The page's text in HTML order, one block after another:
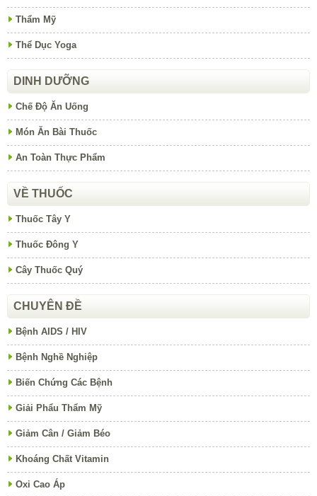
Thẩm Mỹ
Thể Dục Yoga
DINH DƯỠNG
Chế Độ Ăn Uống
Món Ăn Bài Thuốc
An Toàn Thực Phẩm
VỀ THUỐC
Thuốc Tây Y
Thuốc Đông Y
Cây Thuốc Quý
CHUYÊN ĐỀ
Bệnh AIDS / HIV
Bệnh Nghề Nghiệp
Biến Chứng Các Bệnh
Giải Phẩu Thẩm Mỹ
Giảm Cân / Giảm Béo
Khoáng Chất Vitamin
Oxi Cao Áp